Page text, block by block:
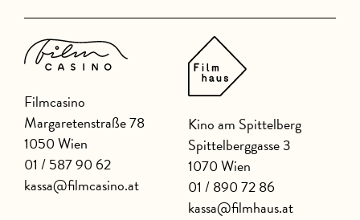
Filmcasino
Margaretenstraße 78
1050 Wien
01 / 587 90 62
kassa@filmcasino.at
Kino am Spittelberg
Spittelberggasse 3
1070 Wien
01 / 890 72 86
kassa@filmhaus.at